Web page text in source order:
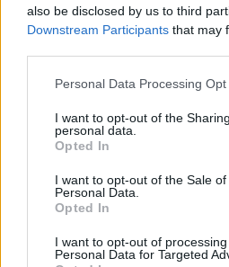
also be disclosed by us to third
Downstream Participants that may
Personal Data Processing
I want to opt-out of the
personal data.
Opted In
I want to opt-out of the Sale of
Personal Data.
Opted In
I want to opt-out of
Personal Data for Targeted
Συνεντεύξεις
Ο Γιώργος Αθανασίου,